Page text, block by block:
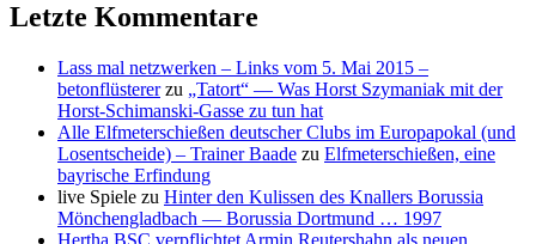
Letzte Kommentare
Lass mal netzwerken – Links vom 5. Mai 2015 –
betonflüstererzu „Tatort“ — Was Horst Szymaniak mit der
Horst-Schimanski-Gasse zu tun hat
Alle Elfmeterschießen deutscher Clubs im Europapokal (und
Losentscheide) – Trainer Baade zu Elfmeterschießen, eine
bayrische Erfindung
live Spiele zu Hinter den Kulissen des Knallers Borussia
Mönchengladbach — Borussia Dortmund … 1997
Hertha BSC verpflichtet Armin Reutershahn als neuen